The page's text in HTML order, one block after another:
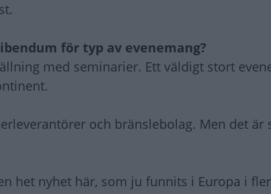
för typ av evenemang?
med seminarier. Ett väldigt stort
och bränslebolag. Men det
het nyhet här, som ju funnits i Europa i